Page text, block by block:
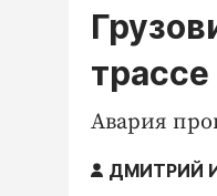
трассе
Авария
ДМИТРИЙ